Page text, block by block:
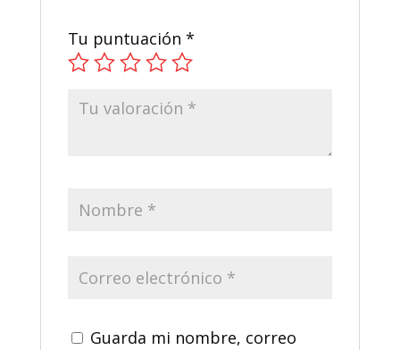
Tu puntuación *
Guarda mi nombre, correo